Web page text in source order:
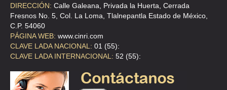
DIRECCIÓN: Calle Galeana, Privada la Huerta, Cerrada
Fresnos No. 5, Col. La Loma, Tlalnepantla Estado de México,
C.P. 54060
PÁGINA WEB: www.cinri.com
CLAVE LADA NACIONAL: 01 (55):
CLAVE LADA INTERNACIONAL: 52 (55):